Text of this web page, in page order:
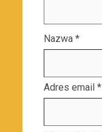
Nazwa *
Adres email *